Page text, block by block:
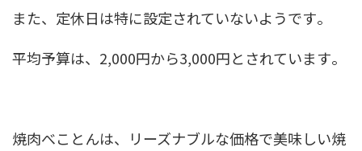
また、定休日は特に設定されていないようです​​。
平均予算は、2,000円から3,000円とされています​​。
焼肉べことんは、リーズナブルな価格で美味しい焼